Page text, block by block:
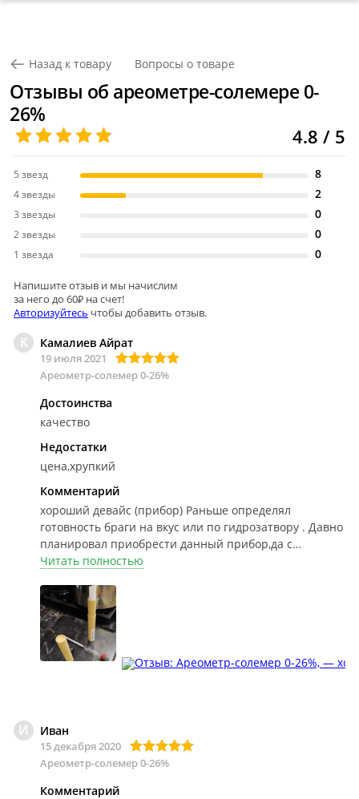
Назад к товару Вопросы о товаре
Отзывы об ареометре-солемере 0-
26%
4.8 / 5
5 звезд 8
4 звезды 2
3 звезды 0
2 звезды 0
1 звезда 0
Напишите отзыв и мы начислим
за него до 60₽ на счет!
Авторизуйтесь чтобы добавить отзыв.
К Камалиев Айрат
19 июля 2021
Ареометр-солемер 0-26%
Достоинства
качество
Недостатки
цена,хрупкий
Комментарий
хороший девайс (прибор) Раньше определял
готовность браги на вкус или по гидрозатвору . Давно
планировал приобрести данный прибор,да с
пандемией всё возможности не было.Качественный
точного определения остатка сахара в браге.Удобный
футляр-тубус для хранения.Теперь буду
ориентироваться по показаниям ареометра
Читать полностью
И Иван
15 декабря 2020
Ареометр-солемер 0-26%
Комментарий